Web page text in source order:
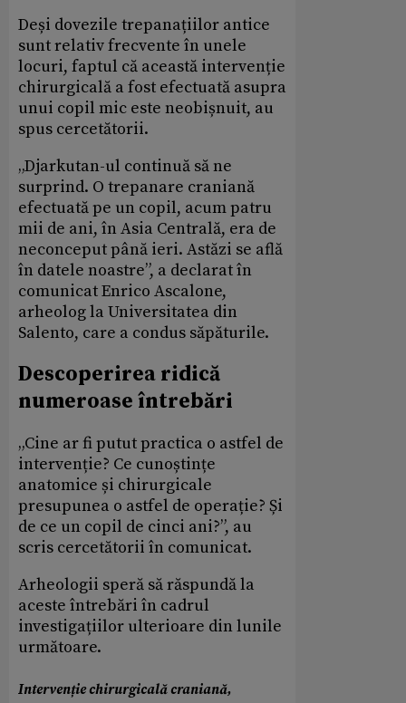
Deși dovezile trepanațiilor antice
sunt relativ frecvente în unele
locuri, faptul că această intervenție
chirurgicală a fost efectuată asupra
unui copil mic este neobișnuit, au
spus cercetătorii.
„Djarkutan-ul continuă să ne
surprind. O trepanare craniană
efectuată pe un copil, acum patru
mii de ani, în Asia Centrală, era de
neconceput până ieri. Astăzi se află
în datele noastre”, a declarat în
comunicat Enrico Ascalone,
arheolog la Universitatea din
Salento, care a condus săpăturile.
Descoperirea ridică
numeroase întrebări
„Cine ar fi putut practica o astfel de
intervenție? Ce cunoștințe
anatomice și chirurgicale
presupunea o astfel de operație? Și
de ce un copil de cinci ani?”, au
scris cercetătorii în comunicat.
Arheologii speră să răspundă la
aceste întrebări în cadrul
investigațiilor ulterioare din lunile
următoare.
Intervenție chirurgicală craniană,